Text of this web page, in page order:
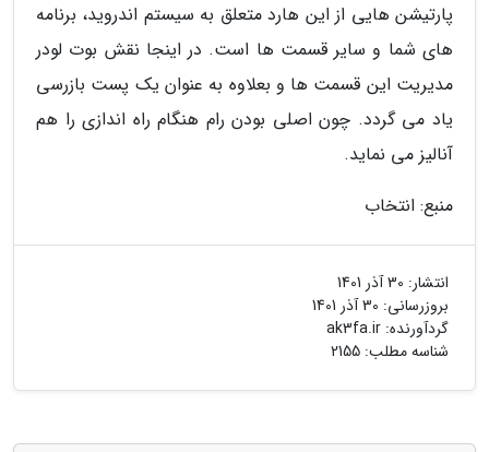
پارتیشن هایی از این هارد متعلق به سیستم اندروید، برنامه
های شما و سایر قسمت ها است. در اینجا نقش بوت لودر
مدیریت این قسمت ها و بعلاوه به عنوان یک پست بازرسی
یاد می گردد. چون اصلی بودن رام هنگام راه اندازی را هم
آنالیز می نماید.
منبع: انتخاب
انتشار: 30 آذر 1401
بروزرسانی: 30 آذر 1401
گردآورنده: ak3fa.ir
شناسه مطلب: 2155